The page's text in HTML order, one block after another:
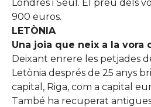
Londres i Seül. El preu dels
900 euros.
LETÒNIA
Una joia que neix a la vora
Deixant enrere les petjades
Letònia després de 25 anys
capital, Riga, com a capital
També ha recuperat